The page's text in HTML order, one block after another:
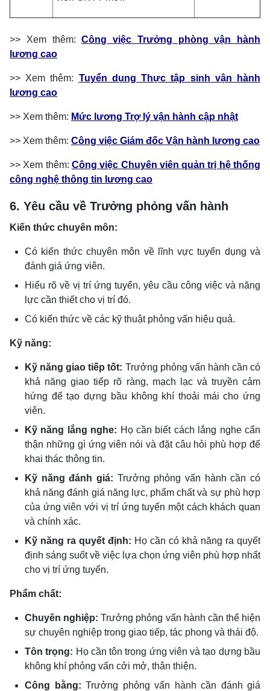
>> Xem thêm:Công việc Trưởng phòng vận hành
lương cao
>> Xem thêm: Tuyển dụngThực tập sinh vận hành
lương cao
>> Xem thêm: Mức lương Trợ lý vận hành cập nhật
>> Xem thêm: Công việc Giám đốc Vận hành lương cao
>> Xem thêm: Công việc Chuyên viên quản trị hệ thống
công nghệ thông tin lương cao
6. Yêu cầu về Trưởng phỏng vấn hành
Kiến thức chuyên môn:
Có kiến thức chuyên môn về lĩnh vực tuyển dụng và
đánh giá ứng viên.
Hiểu rõ về vị trí ứng tuyển, yêu cầu công việc và năng
lực cần thiết cho vị trí đó.
Có kiến thức về các kỹ thuật phỏng vấn hiệu quả.
Kỹ năng:
Kỹ năng giao tiếp tốt: Trưởng phỏng vấn hành cần có
khả năng giao tiếp rõ ràng, mạch lạc và truyền cảm
hứng để tạo dựng bầu không khí thoải mái cho ứng
viên.
Kỹ năng lắng nghe: Họ cần biết cách lắng nghe cẩn
thận những gì ứng viên nói và đặt câu hỏi phù hợp để
khai thác thông tin.
Kỹ năng đánh giá: Trưởng phỏng vấn hành cần có
khả năng đánh giá năng lực, phẩm chất và sự phù hợp
của ứng viên với vị trí ứng tuyển một cách khách quan
và chính xác.
Kỹ năng ra quyết định: Họ cần có khả năng ra quyết
định sáng suốt về việc lựa chọn ứng viên phù hợp nhất
cho vị trí ứng tuyển.
Phẩm chất:
Chuyên nghiệp: Trưởng phỏng vấn hành cần thể hiện
sự chuyên nghiệp trong giao tiếp, tác phong và thái độ.
Tôn trọng: Họ cần tôn trọng ứng viên và tạo dựng bầu
không khí phỏng vấn cởi mở, thân thiện.
Công bằng: Trưởng phỏng vấn hành cần đánh giá